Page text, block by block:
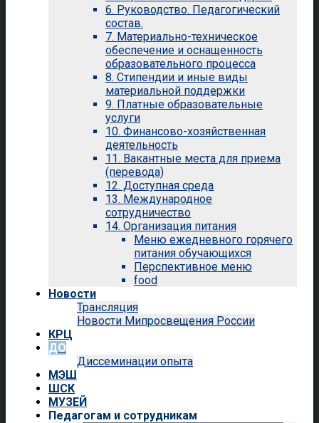
6. Руководство. Педагогический
состав.
7. Материально-техническое
обеспечение и оснащенность
образовательного процесса
8. Стипендии и иные виды
материальной поддержки
9. Платные образовательные
услуги
10. Финансово-хозяйственная
деятельность
11. Вакантные места для приема
(перевода)
12. Доступная среда
13. Международное
сотрудничество
14. Организация питания
Меню ежедневного горячего
питания обучающихся
Перспективное меню
food
Новости
Трансляция
Новости Мипросвещения России
КРЦ
ДО
Диссеминации опыта
МЭШ
ШСК
МУЗЕЙ
Педагогам и сотрудникам